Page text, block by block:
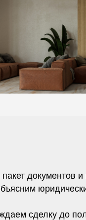
документов
сделку до